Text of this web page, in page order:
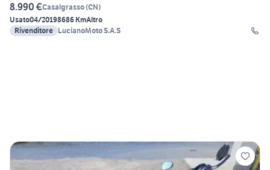
8.990 €Casalgrasso(CN)
Usato04/20198686 KmAltro
Rivenditore LucianoMoto S.A.S